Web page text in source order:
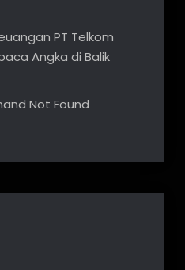
PT Telkom
Angka di Balik
Not Found